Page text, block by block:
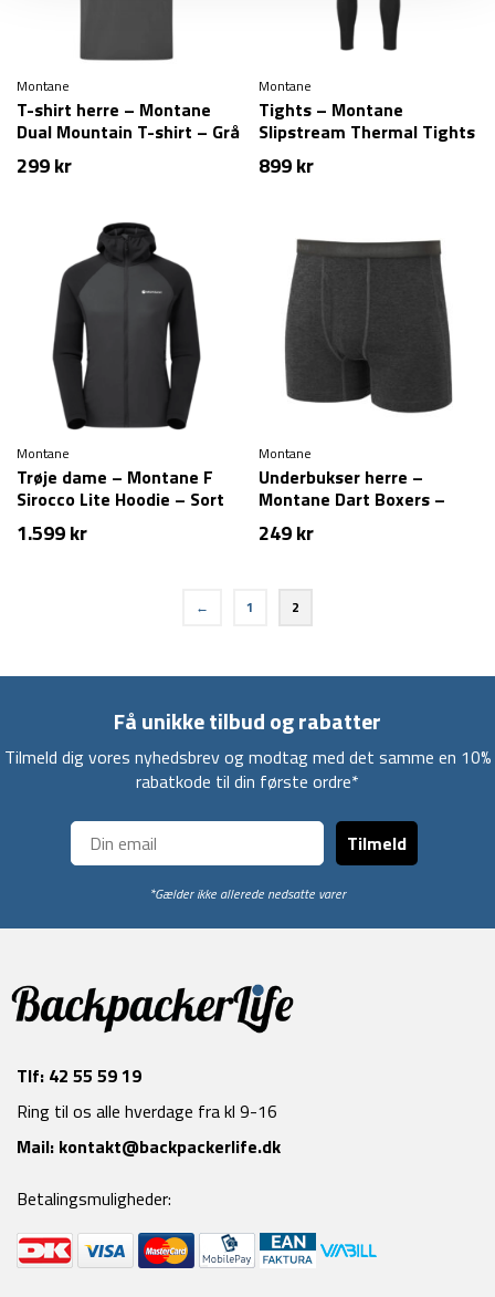
Montane
T-shirt herre – Montane
Dual Mountain T-shirt – Grå
(S tilbage)
299kr
Montane
Tights – Montane
Slipstream Thermal Tights
Reg Leg – Sort
899kr
Montane
Trøje dame – Montane F
Sirocco Lite Hoodie – Sort
1.599kr
Montane
Underbukser herre –
Montane Dart Boxers –
Sort
249kr
← 1 2
Få unikke tilbud og rabatter
Tilmeld dig vores nyhedsbrev og modtag med det samme en 10%
rabatkode til din første ordre*
Tilmeld
*Gælder ikke allerede nedsatte varer
Tlf: 42 55 59 19
Ring til os alle hverdage fra kl 9-16
Mail: kontakt@backpackerlife.dk
Betalingsmuligheder: